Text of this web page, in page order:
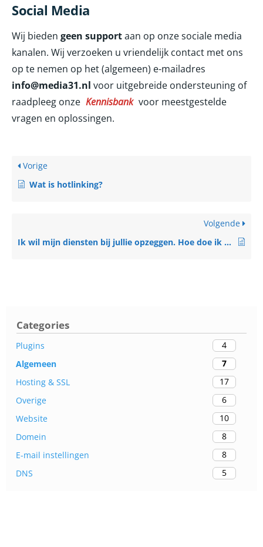
Social Media
Wij bieden geen supportaan op onze sociale media
kanalen. Wij verzoeken u vriendelijk contact met ons
op te nemen op het (algemeen) e-mailadres
info@media31.nl voor uitgebreide ondersteuning of
raadpleeg onze Kennisbank voor meestgestelde
vragen en oplossingen.
Vorige
Wat is hotlinking?
Volgende
Ik wil mijn diensten bij jullie opzeggen. Hoe doe ik dat?
Categories
Plugins
4
Algemeen
7
Hosting & SSL
17
Overige
6
Website
10
Domein
8
E-mail instellingen
8
DNS
5